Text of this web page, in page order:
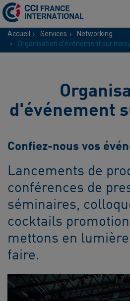
Accueil Services
Networking
Organisation d'événement sur
d'événement
Confiez-nous vos
Lancements de
conférences de
séminaires,
cocktails
mettons en
faire.